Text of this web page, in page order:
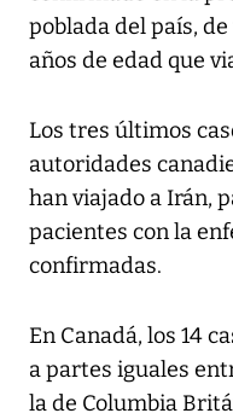
poblada del país,
años de edad que
Los tres últimos
autoridades
han viajado a Irán,
pacientes con la
confirmadas.
En Canadá, los 14
a partes iguales
la de Columbia